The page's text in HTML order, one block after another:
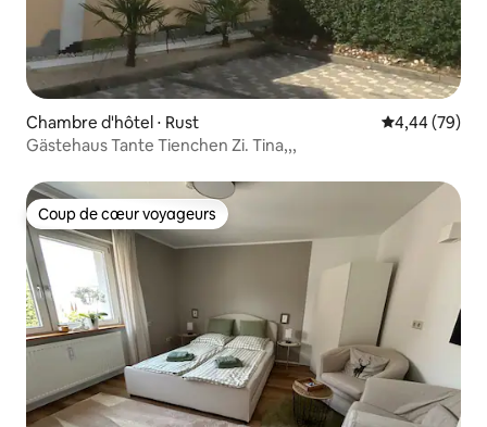
Chambre d'hôtel ⋅ Rust Évaluation
4,44 (79)
Gästehaus Tante Tienchen Zi. Tina,,,
Coup de cœur voyageurs
Coup de cœur voyageurs